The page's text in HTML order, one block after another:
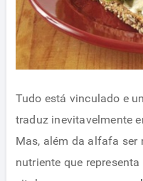
Tudo está vinculado e
traduz inevitavelmente
Mas, além da alfafa ser
nutriente que